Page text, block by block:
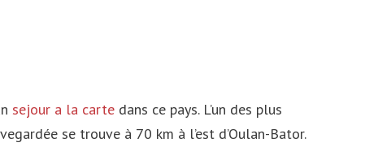
sejour a la carte dans ce pays. L’un des plus
se trouve à 70 km à l’est d’Oulan-Bator.